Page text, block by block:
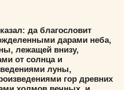
да благословит
дарами неба,
лежащей внизу,
от солнца и
луны,
гор древних